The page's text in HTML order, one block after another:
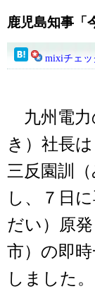
鹿児島知事「
mixiチェッ
九州電力
き）社長
三反園訓
し、７日
だい）原
市）の即
しました。